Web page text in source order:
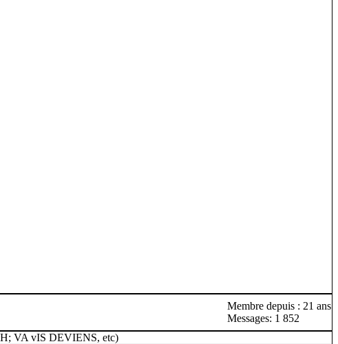
Membre depuis : 21 ans
Messages: 1 852
VA vIS DEVIENS, etc)